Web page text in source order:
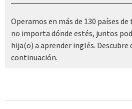
Operamos en más de 130 países
no importa dónde estés, juntos
hija(o) a aprender inglés. Descubre
continuación.